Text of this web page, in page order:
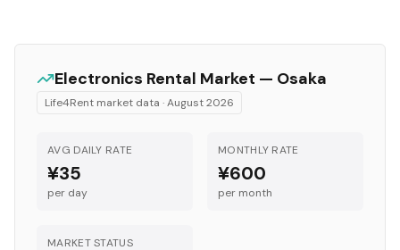
Electronics Rental Market — Osaka
Life4Rent market data ·August 2026
AVG DAILY RATE
¥35
per day
MONTHLY RATE
¥600
per month
MARKET STATUS